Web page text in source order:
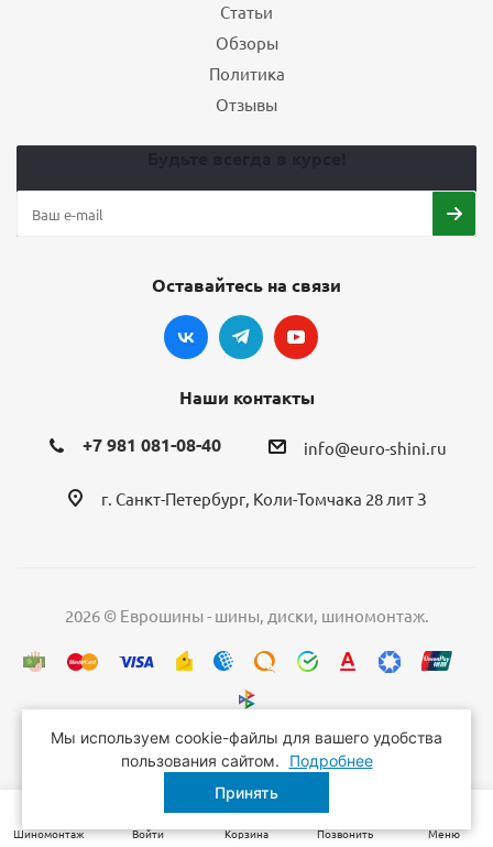
Статьи
Обзоры
Политика
Отзывы
Оставайтесь на связи
Наши контакты
+7 981 081-08-40 info@euro-shini.ru
г. Санкт-Петербург, Коли-Томчака 28 лит З
2026 © Еврошины - шины, диски, шиномонтаж.
Мы используем cookie-файлы для вашего удобства
пользования сайтом.
Подробнее
Принять
Шиномонтаж Войти Корзина Позвонить Меню